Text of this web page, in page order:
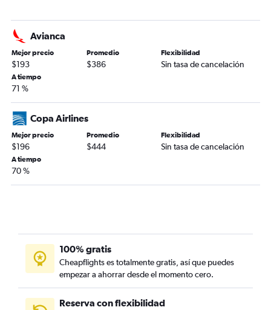
Avianca
Mejor precio
$193
Promedio
$386
Flexibilidad
Sin tasa de cancelación
A tiempo
71 %
Copa Airlines
Mejor precio
$196
Promedio
$444
Flexibilidad
Sin tasa de cancelación
A tiempo
70 %
100% gratis
Cheapflights es totalmente gratis, así que puedes
empezar a ahorrar desde el momento cero.
Reserva con flexibilidad